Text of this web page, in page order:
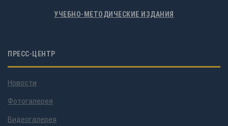
УЧЕБНО-МЕТОДИЧЕСКИЕ ИЗДАНИЯ
ПРЕСС-ЦЕНТР
Новости
Фотогалерея
Видеогалерея